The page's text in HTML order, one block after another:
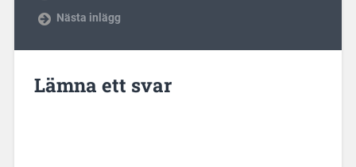
Nästa inlägg
Lämna ett svar